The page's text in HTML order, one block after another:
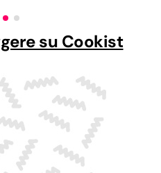
su Cookist